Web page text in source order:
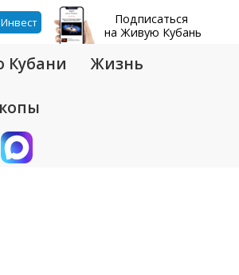
Подписаться
на Живую Кубань
Кубани Жизнь